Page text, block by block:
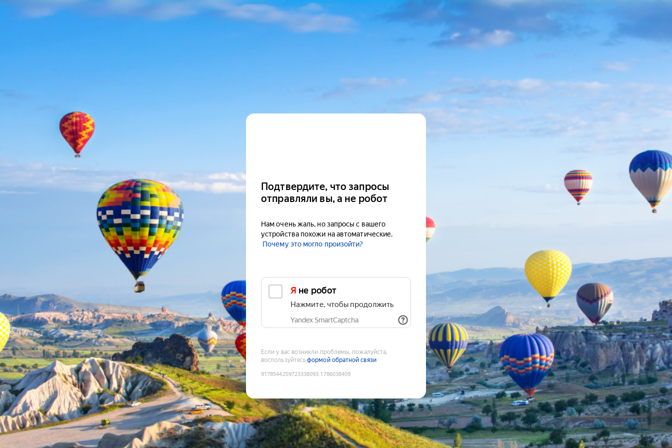
Подтвердите, что запросы
отправляли вы, а не робот
Нам очень жаль, но запросы с вашего
устройства похожи на автоматические.
Почему это могло произойти?
Я не робот
Нажмите, чтобы продолжить
Yandex SmartCaptcha
Если у вас возникли проблемы, пожалуйста,
воспользуйтесьформой обратной связи
9178544259723338093:1786038409